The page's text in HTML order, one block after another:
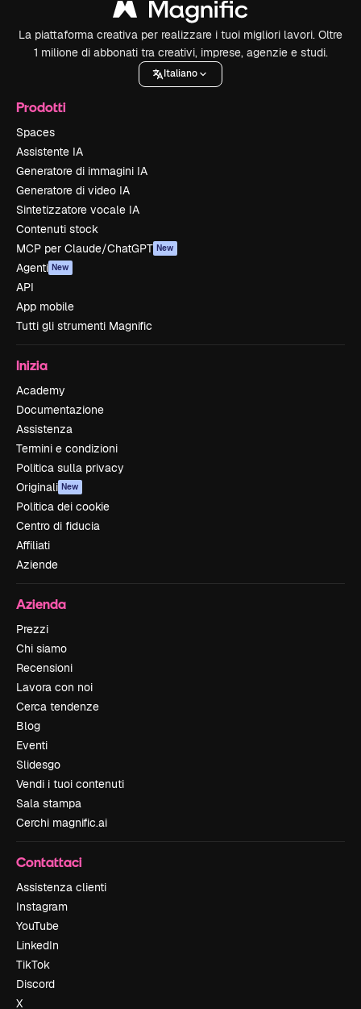
La piattaforma creativa per realizzare i tuoi migliori lavori. Oltre
1 milione di abbonati tra creativi, imprese, agenzie e studi.
Italiano
Prodotti
Spaces
Assistente IA
Generatore di immagini IA
Generatore di video IA
Sintetizzatore vocale IA
Contenuti stock
MCP per Claude/ChatGPT New
Agenti New
API
App mobile
Tutti gli strumenti Magnific
Inizia
Academy
Documentazione
Assistenza
Termini e condizioni
Politica sulla privacy
Originali New
Politica dei cookie
Centro di fiducia
Affiliati
Aziende
Azienda
Prezzi
Chi siamo
Recensioni
Lavora con noi
Cerca tendenze
Blog
Eventi
Slidesgo
Vendi i tuoi contenuti
Sala stampa
Cerchi magnific.ai
Contattaci
Assistenza clienti
Instagram
YouTube
LinkedIn
TikTok
Discord
X